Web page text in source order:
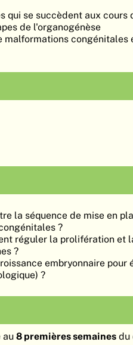
qui se succèdent aux cours
de l'organogénèse
congénitales
la séquence de mise en
?
réguler la prolifération et
?
embryonnaire pour
?
au8 premières semaines du